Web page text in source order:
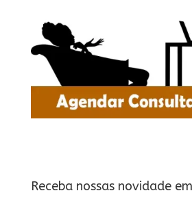
Receba nossas novidade